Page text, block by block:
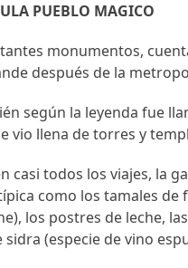
PUEBLO MAGICO
monumentos,
después de la
según la leyenda fue
vio llena de torres y
casi todos los viajes, la
como los tamales
los postres de leche,
(especie de vino